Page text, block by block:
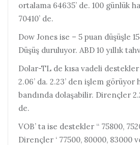
ortalama 64635’ de. 100 günlük
70410’ de.
Dow Jones ise – 5 puan düşüşle
Düşüş duruluyor. ABD 10 yıllık
Dolar-TL de kısa vadeli destekler
2.06’ da. 2.23’ den işlem görüyor
bandında dolaşabilir. Dirençler
de.
VOB’ ta ise destekler “ 75800,
Dirençler ‘ 77500, 80000, 83000